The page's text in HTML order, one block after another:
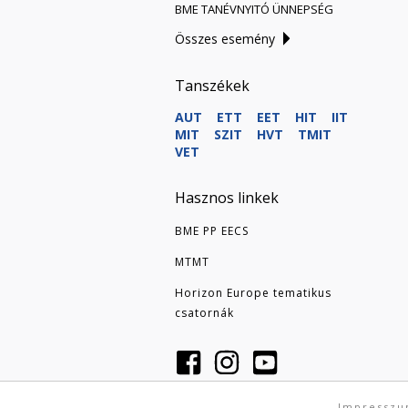
BME TANÉVNYITÓ ÜNNEPSÉG
Összes esemény
Tanszékek
AUT ETT EET HIT
IIT
MIT
SZIT HVT
TMIT
VET
Hasznos linkek
BME PP EECS
MTMT
Horizon Europe tematikus
csatornák